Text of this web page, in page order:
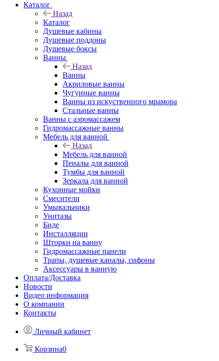
Каталог
Назад
Каталог
Душевые кабины
Душевые поддоны
Душевые боксы
Ванны
Назад
Ванны
Акриловые ванны
Чугунные ванны
Ванны из искуственного мрамора
Стальные ванны
Ванны с аэромассажем
Гидромассажные ванны
Мебель для ванной
Назад
Мебель для ванной
Пеналы для ванной
Тумбы для ванной
Зеркала для ванной
Кухонные мойки
Смесители
Умывальники
Унитазы
Биде
Инсталляции
Шторки на ванну
Гидромассажные панели
Трапы, душевые каналы, сифоны
Аксессуары в ванную
Оплата/Доставка
Новости
Видео информация
О компании
Контакты
Личный кабинет
Корзина0